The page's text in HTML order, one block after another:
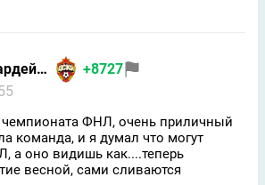
Красногвардейчик
+8727
чемпионата ФНЛ, очень приличный
команда, и я думал что могут
а оно видишь как....теперь
весной, сами сливаются